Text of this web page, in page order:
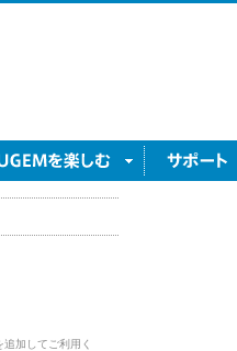
加してご利用く